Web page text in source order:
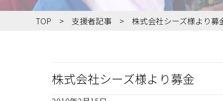
TOP 支援者記事 株式会社シーズ様より募
株式会社シーズ様より募金